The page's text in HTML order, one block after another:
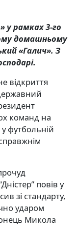
у рамках 3-го
домашньому
«Галич». З
відкриття
команд на
футбольній
повів у
зі стандарту,
ударом
Микола